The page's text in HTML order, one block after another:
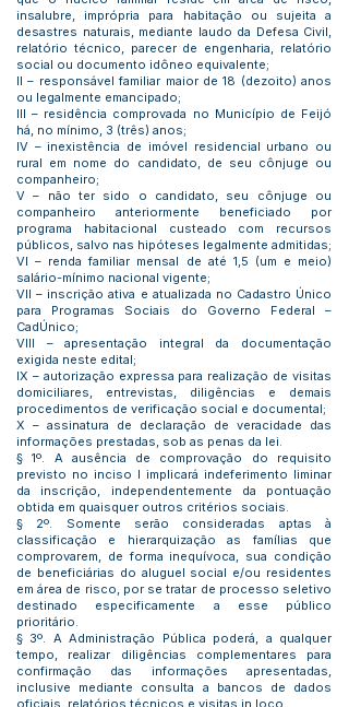
insalubre, imprópria para habitação ou sujeita a
desastres naturais, mediante laudo da Defesa Civil,
relatório técnico, parecer de engenharia, relatório
social ou documento idôneo equivalente;
II – responsável familiar maior de 18 (dezoito) anos
ou legalmente emancipado;
III – residência comprovada no Município de Feijó
há, no mínimo, 3 (três) anos;
IV – inexistência de imóvel residencial urbano ou
rural em nome do candidato, de seu cônjuge ou
companheiro;
V – não ter sido o candidato, seu cônjuge ou
companheiro anteriormente beneficiado por
programa habitacional custeado com recursos
públicos, salvo nas hipóteses legalmente admitidas;
VI – renda familiar mensal de até 1,5 (um e meio)
salário-mínimo nacional vigente;
VII – inscrição ativa e atualizada no Cadastro Único
para Programas Sociais do Governo Federal –
CadÚnico;
VIII – apresentação integral da documentação
exigida neste edital;
IX – autorização expressa para realização de visitas
domiciliares, entrevistas, diligências e demais
procedimentos de verificação social e documental;
X – assinatura de declaração de veracidade das
informações prestadas, sob as penas da lei.
§ 1º. A ausência de comprovação do requisito
previsto no inciso I implicará indeferimento liminar
da inscrição, independentemente da pontuação
obtida em quaisquer outros critérios sociais.
§ 2º. Somente serão consideradas aptas à
classificação e hierarquização as famílias que
comprovarem, de forma inequívoca, sua condição
de beneficiárias do aluguel social e/ou residentes
em área de risco, por se tratar de processo seletivo
destinado especificamente a esse público
prioritário.
§ 3º. A Administração Pública poderá, a qualquer
tempo, realizar diligências complementares para
confirmação das informações apresentadas,
inclusive mediante consulta a bancos de dados
oficiais, relatórios técnicos e visitas in loco.